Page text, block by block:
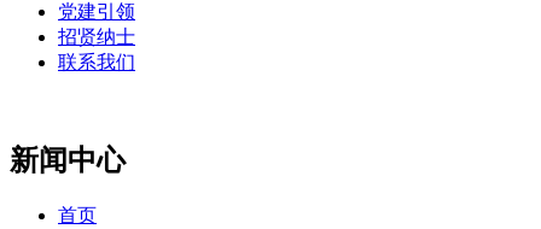
党建引领
招贤纳士
联系我们
新闻中心
首页